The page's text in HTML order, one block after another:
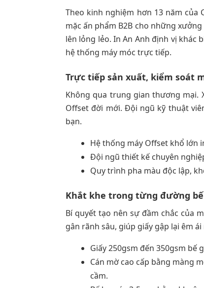
Theo kinh nghiệm hơn 13 năm của
mặc ấn phẩm B2B cho những
lên lỏng lẻo. In An Anh định vị
hệ thống máy móc trực tiếp.
Trực tiếp sản xuất, kiểm soát
Không qua trung gian thương mại.
Offset đời mới. Đội ngũ kỹ thuật
bạn.
Hệ thống máy Offset khổ lớn
Đội ngũ thiết kế chuyên
Quy trình pha màu độc lập,
Khắt khe trong từng đường
Bí quyết tạo nên sự đầm chắc của
gân rãnh sâu, giúp giấy gập lại êm
Giấy 250gsm đến 350gsm
Cán mờ cao cấp bằng màng
cầm.